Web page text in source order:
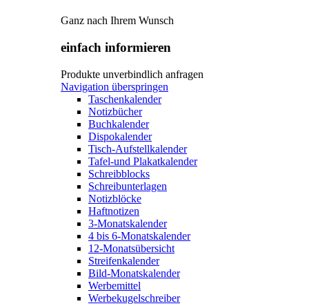
Ganz nach Ihrem Wunsch
einfach informieren
Produkte unverbindlich anfragen
Navigation überspringen
Taschenkalender
Notizbücher
Buchkalender
Dispokalender
Tisch-Aufstellkalender
Tafel-und Plakatkalender
Schreibblocks
Schreibunterlagen
Notizblöcke
Haftnotizen
3-Monatskalender
4 bis 6-Monatskalender
12-Monatsübersicht
Streifenkalender
Bild-Monatskalender
Werbemittel
Werbekugelschreiber